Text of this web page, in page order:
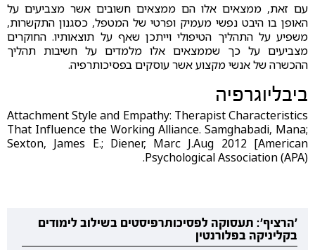
עם זאת, ממצאים אלו הם ממצאים חשובים אשר מצביעים על
האופן בו היבט נפשי מעמיק ופרטי של המטפל, כסגנון התקשרות,
משפיע על התהליך הטיפולי וייתכן שאף על תוצאותיו. החוקרים
מצביעים על כך שממצאים אלו מלמדים על חשיבות תהליך
ההכשרה של אנשי מקצוע אשר עוסקים בפסיכותרפיה.
ביבליוגרפיה
Attachment Style and Empathy: Therapist Characteristics
That Influence the Working Alliance. Samghabadi, Mana;
Sexton, James E.; Diener, Marc J.Aug 2012 [American
Psychological Association (APA).
'הרציף': תעסוקה לפסיכותרפיסטים בשילוב לימודים
בקליניקה בפלורנטין